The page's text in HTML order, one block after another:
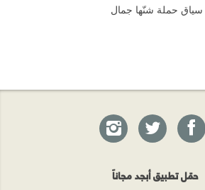
حمّل تطبيق أبجد مجاناً